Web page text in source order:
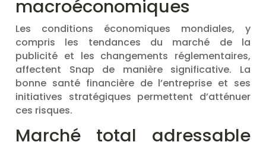
macroéconomiques
Les conditions économiques mondiales, y
compris les tendances du marché de la
publicité et les changements réglementaires,
affectent Snap de manière significative. La
bonne santé financière de l’entreprise et ses
initiatives stratégiques permettent d’atténuer
ces risques.
Marché total adressable